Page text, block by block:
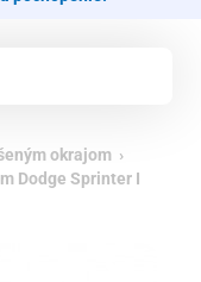
okrajom ›
Dodge Sprinter I